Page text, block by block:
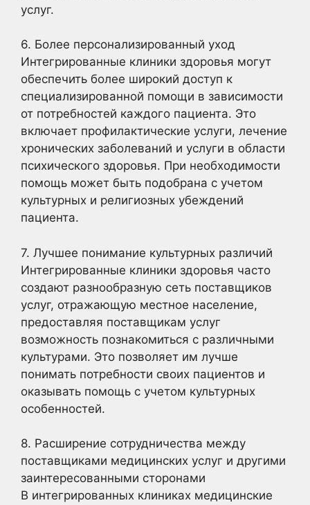
услуг.
6. Более персонализированный уход
Интегрированные клиники здоровья могут
обеспечить более широкий доступ к
специализированной помощи в зависимости
от потребностей каждого пациента. Это
включает профилактические услуги, лечение
хронических заболеваний и услуги в области
психического здоровья. При необходимости
помощь может быть подобрана с учетом
культурных и религиозных убеждений
пациента.
7. Лучшее понимание культурных различий
Интегрированные клиники здоровья часто
создают разнообразную сеть поставщиков
услуг, отражающую местное население,
предоставляя поставщикам услуг
возможность познакомиться с различными
культурами. Это позволяет им лучше
понимать потребности своих пациентов и
оказывать помощь с учетом культурных
особенностей.
8. Расширение сотрудничества между
поставщиками медицинских услуг и другими
заинтересованными сторонами
В интегрированных клиниках медицинские